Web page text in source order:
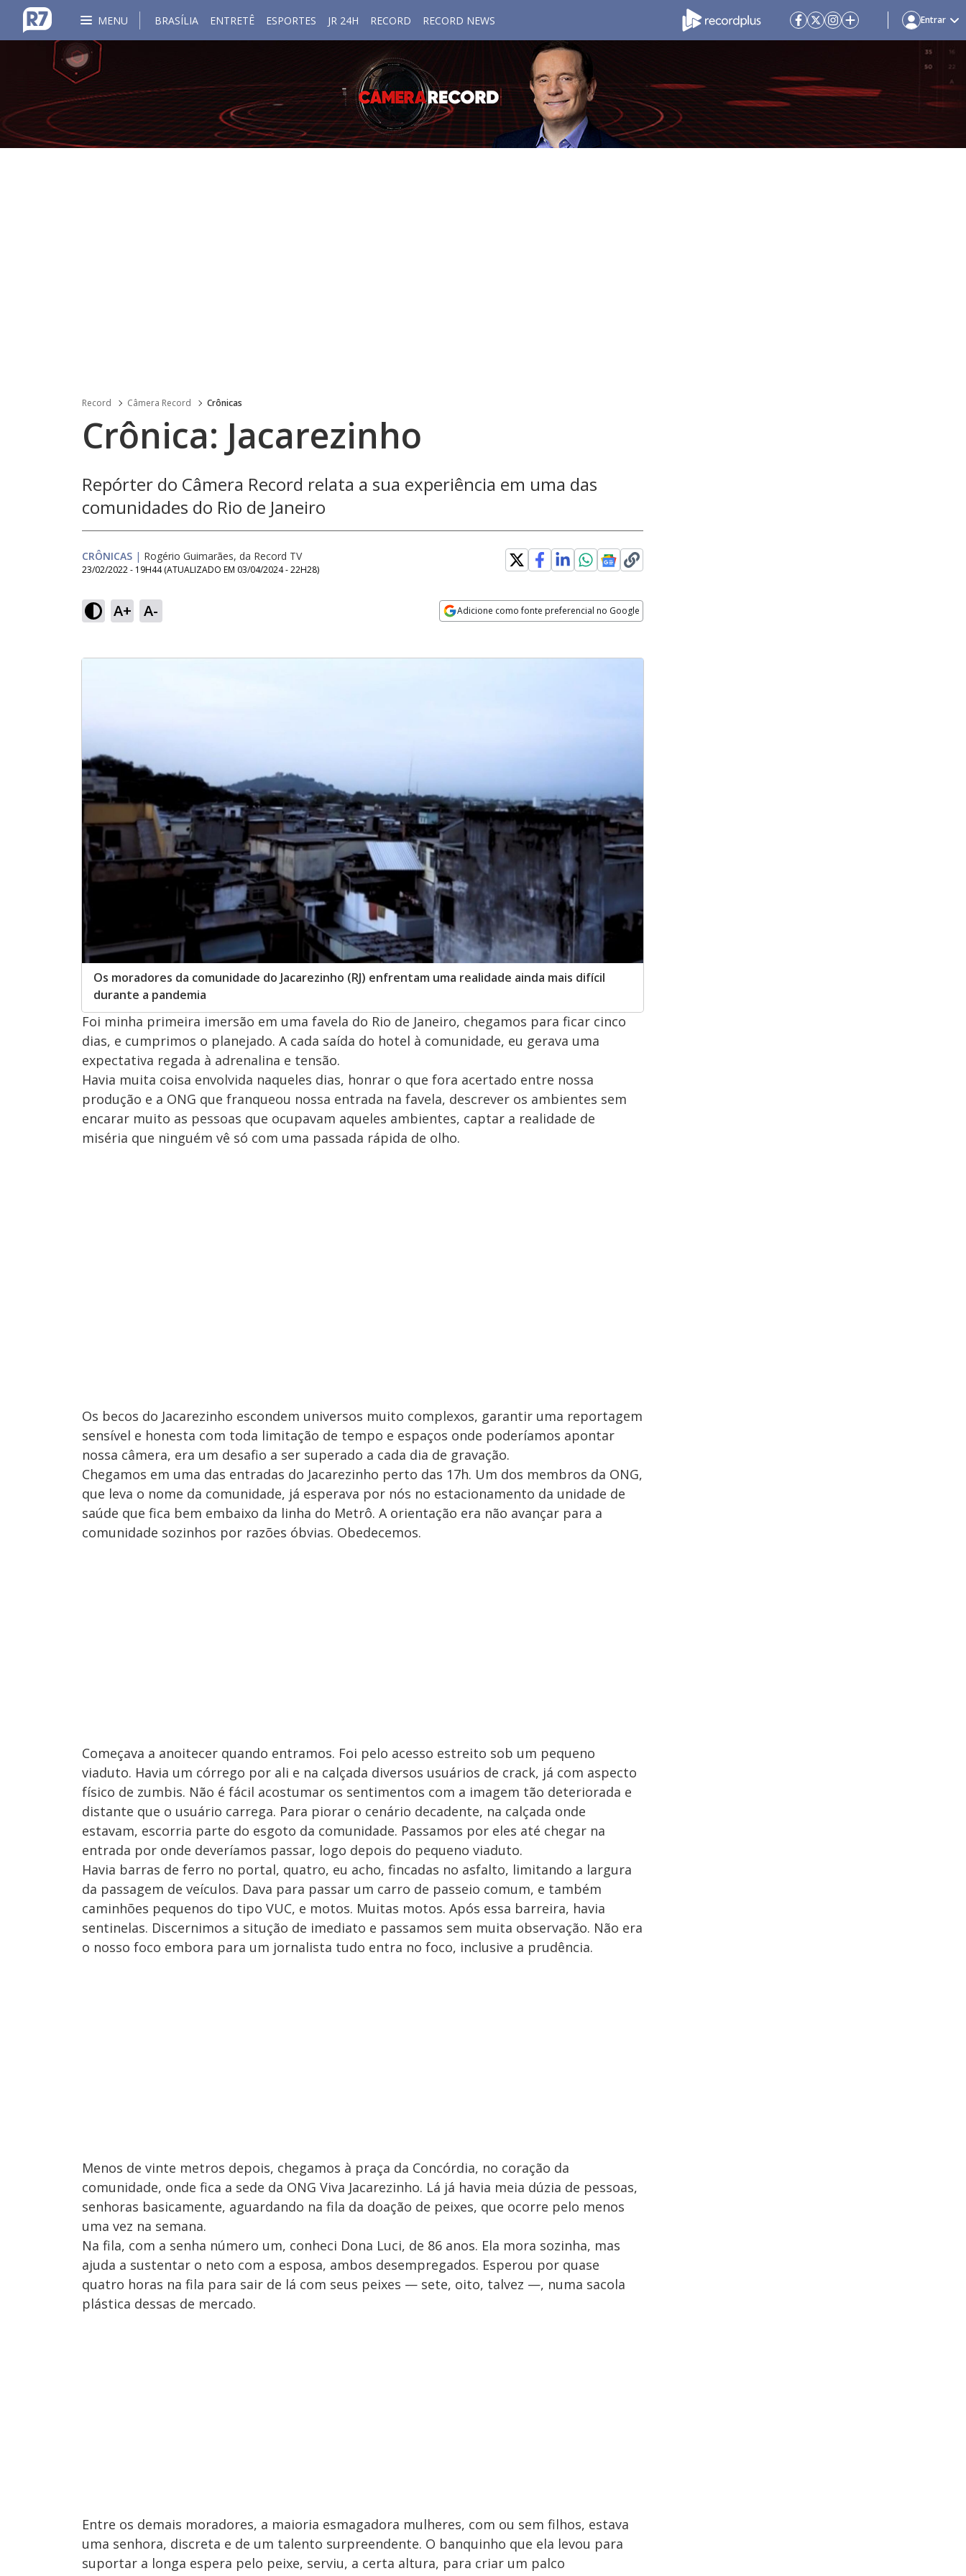
MENU BRASÍLIA ENTRETÊ ESPORTES JR 24H RECORD RECORD NEWS Entrar
Record Câmera Record Crônicas
Crônica: Jacarezinho
Repórter do Câmera Record relata a sua experiência em uma das
comunidades do Rio de Janeiro
CRÔNICAS | Rogério Guimarães, da Record TV
23/02/2022 - 19H44 (ATUALIZADO EM 03/04/2024 - 22H28)
A+ A- Adicione como fonte preferencial no Google
Os moradores da comunidade do Jacarezinho (RJ) enfrentam uma realidade ainda mais difícil
durante a pandemia
Foi minha primeira imersão em uma favela do Rio de Janeiro, chegamos para ficar cinco
dias, e cumprimos o planejado. A cada saída do hotel à comunidade, eu gerava uma
expectativa regada à adrenalina e tensão.
Havia muita coisa envolvida naqueles dias, honrar o que fora acertado entre nossa
produção e a ONG que franqueou nossa entrada na favela, descrever os ambientes sem
encarar muito as pessoas que ocupavam aqueles ambientes, captar a realidade de
miséria que ninguém vê só com uma passada rápida de olho.
Os becos do Jacarezinho escondem universos muito complexos, garantir uma reportagem
sensível e honesta com toda limitação de tempo e espaços onde poderíamos apontar
nossa câmera, era um desafio a ser superado a cada dia de gravação.
Chegamos em uma das entradas do Jacarezinho perto das 17h. Um dos membros da ONG,
que leva o nome da comunidade, já esperava por nós no estacionamento da unidade de
saúde que fica bem embaixo da linha do Metrô. A orientação era não avançar para a
comunidade sozinhos por razões óbvias. Obedecemos.
Começava a anoitecer quando entramos. Foi pelo acesso estreito sob um pequeno
viaduto. Havia um córrego por ali e na calçada diversos usuários de crack, já com aspecto
físico de zumbis. Não é fácil acostumar os sentimentos com a imagem tão deteriorada e
distante que o usuário carrega. Para piorar o cenário decadente, na calçada onde
estavam, escorria parte do esgoto da comunidade. Passamos por eles até chegar na
entrada por onde deveríamos passar, logo depois do pequeno viaduto.
Havia barras de ferro no portal, quatro, eu acho, fincadas no asfalto, limitando a largura
da passagem de veículos. Dava para passar um carro de passeio comum, e também
caminhões pequenos do tipo VUC, e motos. Muitas motos. Após essa barreira, havia
sentinelas. Discernimos a situção de imediato e passamos sem muita observação. Não era
o nosso foco embora para um jornalista tudo entra no foco, inclusive a prudência.
Menos de vinte metros depois, chegamos à praça da Concórdia, no coração da
comunidade, onde fica a sede da ONG Viva Jacarezinho. Lá já havia meia dúzia de pessoas,
senhoras basicamente, aguardando na fila da doação de peixes, que ocorre pelo menos
uma vez na semana.
Na fila, com a senha número um, conheci Dona Luci, de 86 anos. Ela mora sozinha, mas
ajuda a sustentar o neto com a esposa, ambos desempregados. Esperou por quase
quatro horas na fila para sair de lá com seus peixes — sete, oito, talvez —, numa sacola
plástica dessas de mercado.
Entre os demais moradores, a maioria esmagadora mulheres, com ou sem filhos, estava
uma senhora, discreta e de um talento surpreendente. O banquinho que ela levou para
suportar a longa espera pelo peixe, serviu, a certa altura, para criar um palco